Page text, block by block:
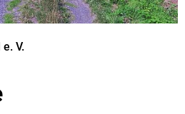
V.